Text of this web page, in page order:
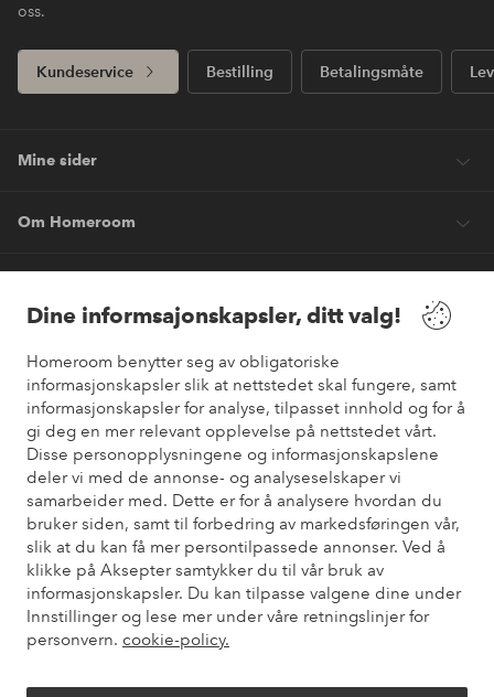
Dine informsajonskapsler, ditt valg!
Homeroom benytter seg av obligatoriske
informasjonskapsler slik at nettstedet skal fungere, samt
informasjonskapsler for analyse, tilpasset innhold og for å
gi deg en mer relevant opplevelse på nettstedet vårt.
Disse personopplysningene og informasjonskapslene
deler vi med de annonse- og analyseselskaper vi
samarbeider med. Dette er for å analysere hvordan du
bruker siden, samt til forbedring av markedsføringen vår,
slik at du kan få mer persontilpassede annonser. Ved å
klikke på Aksepter samtykker du til vår bruk av
informasjonskapsler. Du kan tilpasse valgene dine under
Innstillinger og lese mer under våre retningslinjer for
personvern. cookie-policy.
oss.
Kundeservice Bestilling Betalingsmåte
Mine sider
Om Homeroom
Venner
Sikre betalinger
Vil du vite mer om våre betalingsalternativer?
elpy